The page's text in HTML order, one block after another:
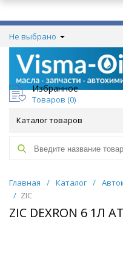
Не выбрано
Избранное
Товаров (0)
Каталог товаров
Главная / Каталог /
/ ZIC
ZIC DEXRON 6 1Л